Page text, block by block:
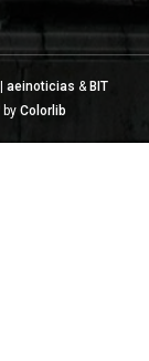
aeinoticias & BIT
by Colorlib